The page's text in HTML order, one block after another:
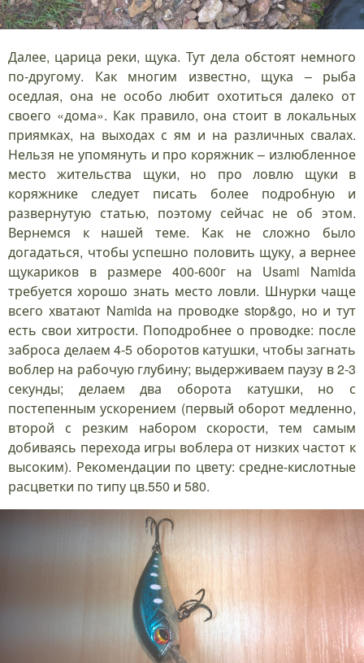
Далее, царица реки, щука. Тут дела обстоят немного
по-другому. Как многим известно, щука – рыба
оседлая, она не особо любит охотиться далеко от
своего «дома». Как правило, она стоит в локальных
приямках, на выходах с ям и на различных свалах.
Нельзя не упомянуть и про коряжник – излюбленное
место жительства щуки, но про ловлю щуки в
коряжнике следует писать более подробную и
развернутую статью, поэтому сейчас не об этом.
Вернемся к нашей теме. Как не сложно было
догадаться, чтобы успешно половить щуку, а вернее
щукариков в размере 400-600г на Usami Namida
требуется хорошо знать место ловли. Шнурки чаще
всего хватают Namida на проводке stop&go, но и тут
есть свои хитрости. Поподробнее о проводке: после
заброса делаем 4-5 оборотов катушки, чтобы загнать
воблер на рабочую глубину; выдерживаем паузу в 2-3
секунды; делаем два оборота катушки, но с
постепенным ускорением (первый оборот медленно,
второй с резким набором скорости, тем самым
добиваясь перехода игры воблера от низких частот к
высоким). Рекомендации по цвету: средне-кислотные
расцветки по типу цв.550 и 580.